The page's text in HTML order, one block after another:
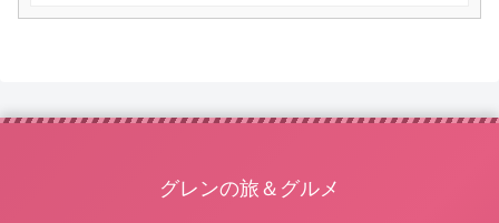
グレンの旅＆グルメ